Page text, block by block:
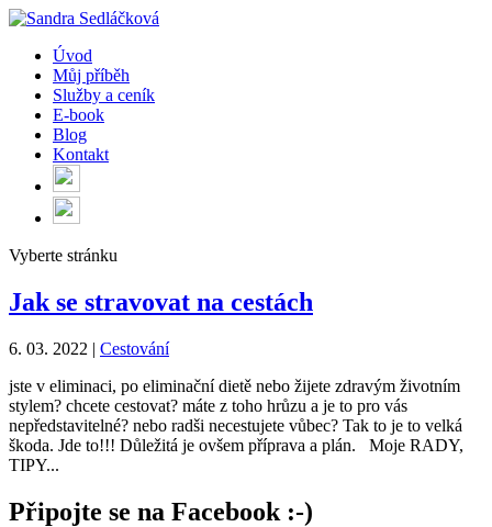
Úvod
Můj příběh
Služby a ceník
E-book
Blog
Kontakt
Vyberte stránku
Jak se stravovat na cestách
6. 03. 2022 | Cestování
jste v eliminaci, po eliminační dietě nebo žijete zdravým životním
stylem? chcete cestovat? máte z toho hrůzu a je to pro vás
nepředstavitelné? nebo radši necestujete vůbec? Tak to je to velká
škoda. Jde to!!! Důležitá je ovšem příprava a plán. Moje RADY,
TIPY...
Připojte se na Facebook :-)